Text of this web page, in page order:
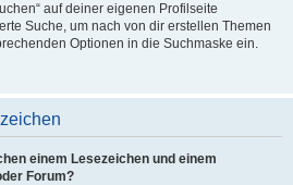
auf deiner eigenen Profilseite
Suche, um nach von dir erstellen Themen
Optionen in die Suchmaske ein.
einem Lesezeichen und einem
Forum?